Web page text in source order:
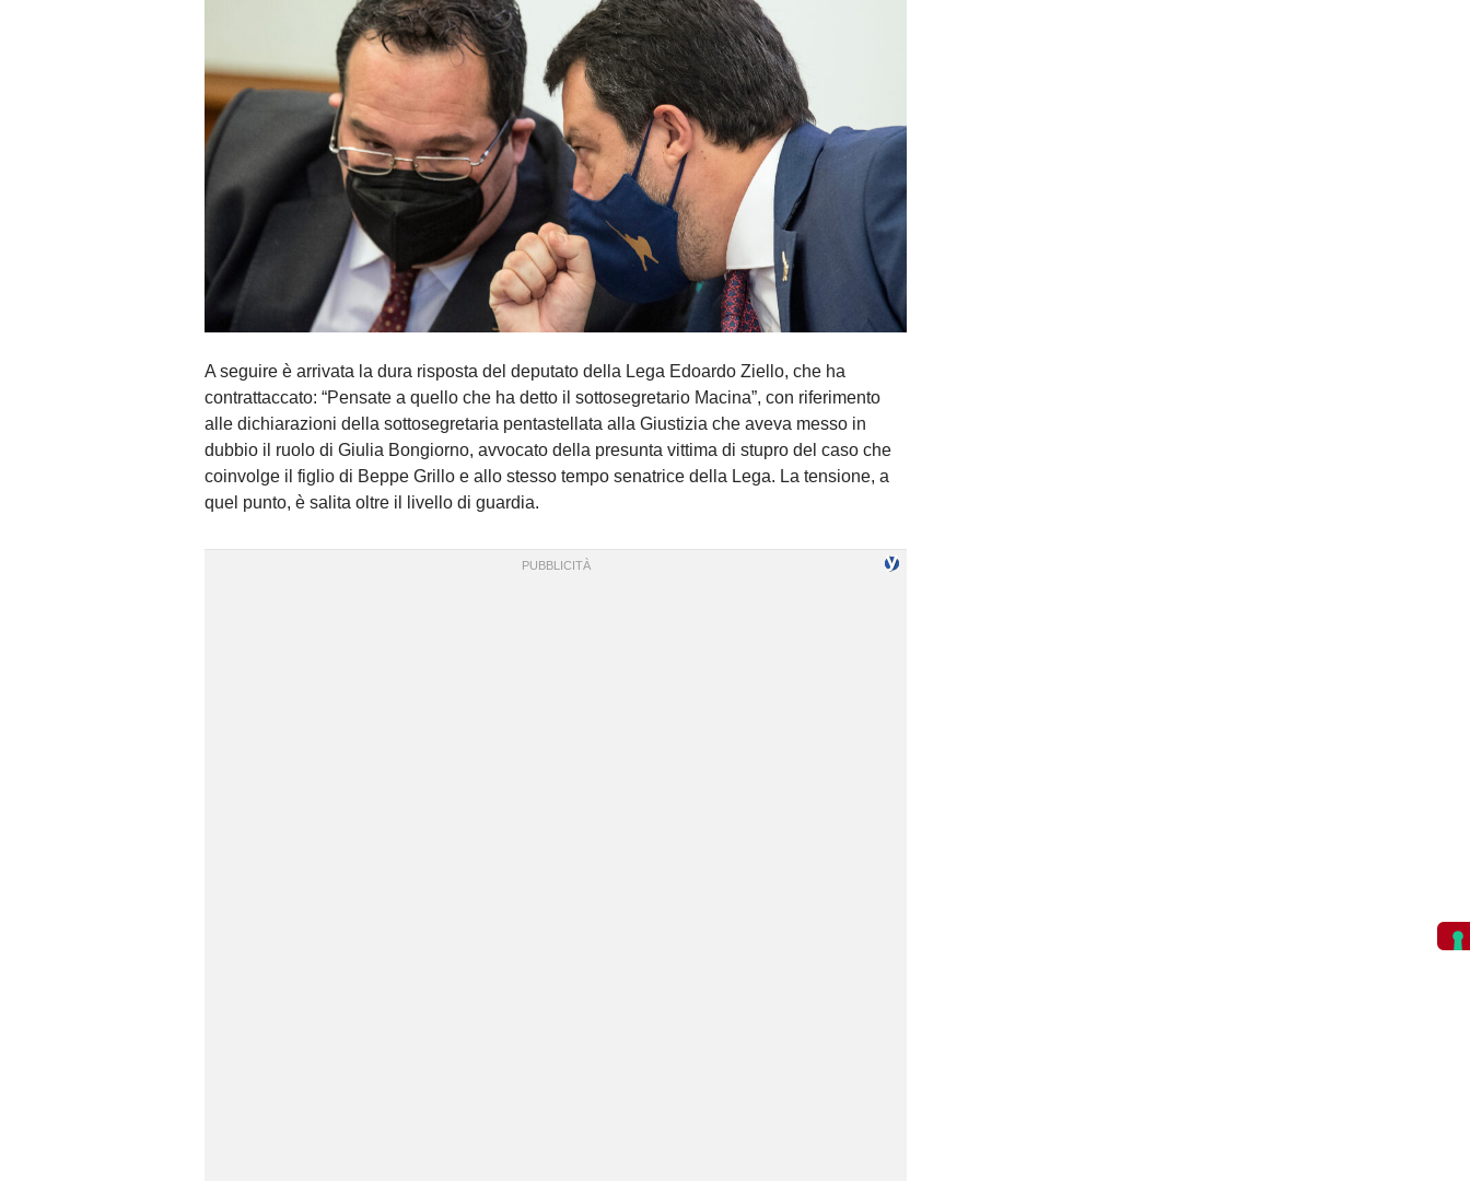
A seguire è arrivata la dura risposta del deputato della Lega Edoardo Ziello, che ha
contrattaccato: “Pensate a quello che ha detto il sottosegretario Macina”, con riferimento
alle dichiarazioni della sottosegretaria pentastellata alla Giustizia che aveva messo in
dubbio il ruolo di Giulia Bongiorno, avvocato della presunta vittima di stupro del caso che
coinvolge il figlio di Beppe Grillo e allo stesso tempo senatrice della Lega. La tensione, a
quel punto, è salita oltre il livello di guardia.